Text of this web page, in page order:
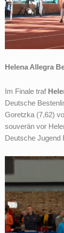
Helena Allegra
Im Finale traf
Deutsche
Goretzka (7,62)
souverän vor
Deutsche Jugend